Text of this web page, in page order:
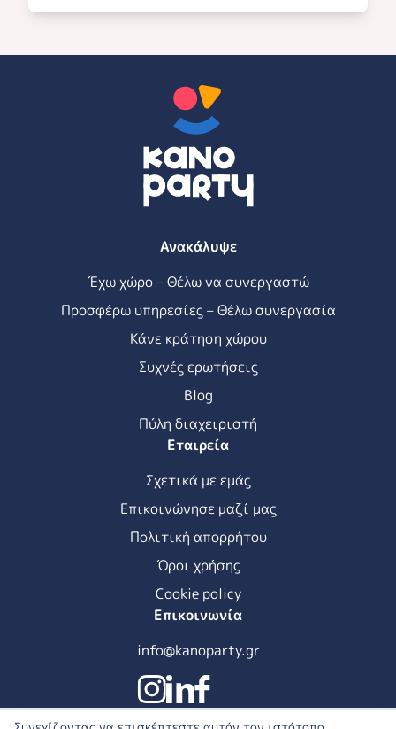
Ανακάλυψε
Έχω χώρο – Θέλω να συνεργαστώ
Προσφέρω υπηρεσίες – Θέλω συνεργασία
Κάνε κράτηση χώρου
Συχνές ερωτήσεις
Blog
Πύλη διαχειριστή
Εταιρεία
Σχετικά με εμάς
Επικοινώνησε μαζί μας
Πολιτική απορρήτου
Όροι χρήσης
Cookie policy
Επικοινωνία
info@kanoparty.gr